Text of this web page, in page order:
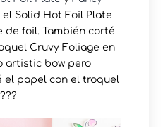
el Solid Hot Foil Plate
foil. También corté
Cruvy Foliage en
artistic bow pero
el papel con el troquel